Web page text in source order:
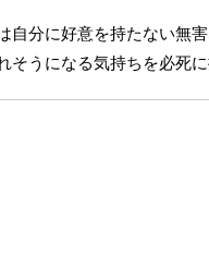
自分に好意を持たない無
うになる気持ちを必死に